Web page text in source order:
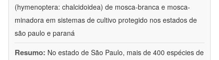
(hymenoptera: chalcidoidea) de mosca-branca e mosca-
minadora em sistemas de cultivo protegido nos estados de
são paulo e paraná
Resumo: No estado de São Paulo, mais de 400 espécies de